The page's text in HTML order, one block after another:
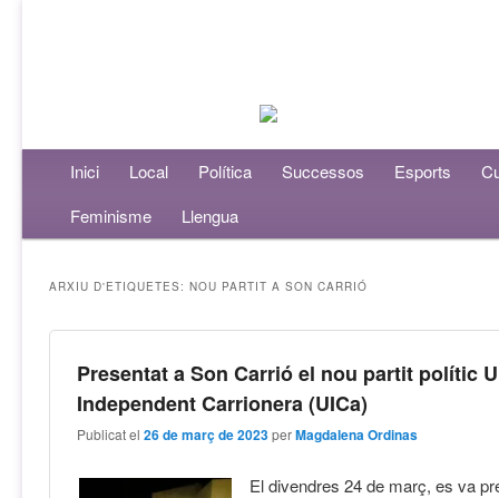
Menú principalAneu al contingut principal
Aneu al contingut secundari
Inici Local Política Successos Esports
Feminisme
Llengua
ARXIU D'ETIQUETES:NOU PARTIT A SON CARRIÓ
Presentat a Son Carrió el nou partit polític
Independent Carrionera (UICa)
Publicat el26 de març de 2023 perMagdalena Ordinas
El divendres 24 de març, es va